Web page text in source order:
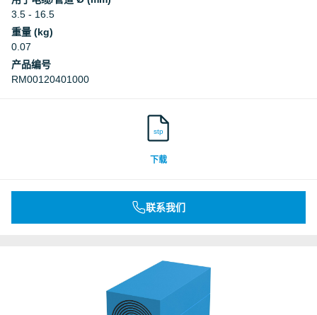
3.5 - 16.5
重量 (kg)
0.07
产品编号
RM00120401000
stp
下载
联系我们